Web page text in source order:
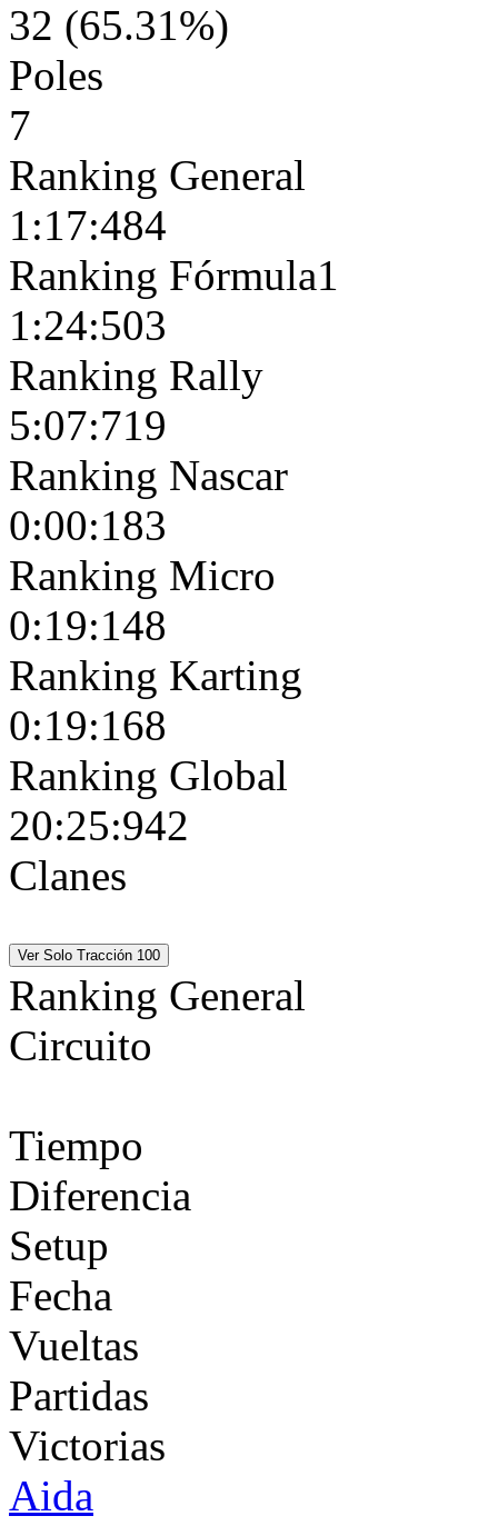
32 (65.31%)
Poles
7
Ranking General
1:17:484
Ranking Fórmula1
1:24:503
Ranking Rally
5:07:719
Ranking Nascar
0:00:183
Ranking Micro
0:19:148
Ranking Karting
0:19:168
Ranking Global
20:25:942
Clanes
Ranking General
Circuito
Tiempo
Diferencia
Setup
Fecha
Vueltas
Partidas
Victorias
Aida